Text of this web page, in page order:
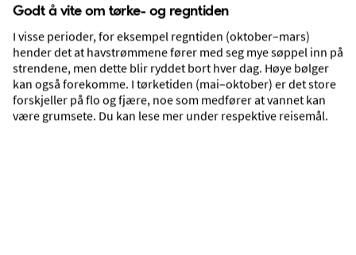
Avreise 31. aug 2026 fra Oslo, Gardermoen
Inkl. innsjekket bagasje
750,— rabatt
17.245,—
Pris pr. person VELG
Godt å vite om tørke- og regntiden
I visse perioder, for eksempel regntiden (oktober–mars)
hender det at havstrømmene fører med seg mye søppel inn på
strendene, men dette blir ryddet bort hver dag. Høye bølger
kan også forekomme. I tørketiden (mai–oktober) er det store
forskjeller på flo og fjære, noe som medfører at vannet kan
være grumsete. Du kan lese mer under respektive reisemål.